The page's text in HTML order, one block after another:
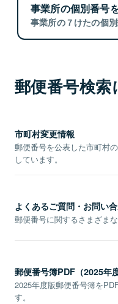
事業所の個別番号
事業所の７けたの個
郵便番号検
市町村変更情報
郵便番号を公表した市町村
しています。
よくあるご質問・お問い
郵便番号に関するさまざま
郵便番号簿PDF（2025年
2025年度版郵便番号簿を
す。